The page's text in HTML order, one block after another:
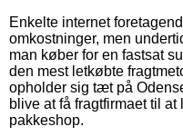
Enkelte internet
omkostninger, men
man køber for en fastsat
den mest letkøbte
opholder sig tæt på
blive at få fragtfirmaet til
pakkeshop.